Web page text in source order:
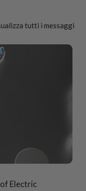
tutti i messaggi
Electric